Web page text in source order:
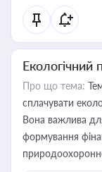
Екологічний
Про що тема:
сплачувати
Вона важлива
формування